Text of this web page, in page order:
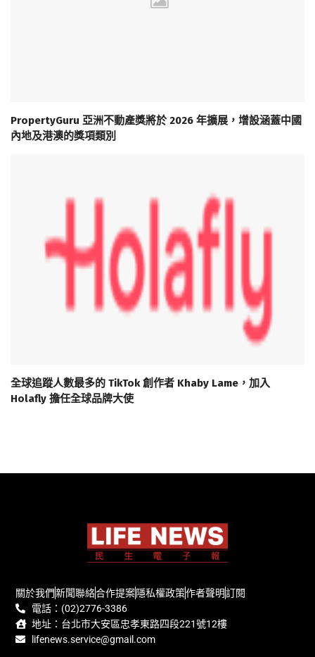
PropertyGuru 亞洲不動產獎將於 2026 年擴展，增設涵蓋中國
內地及港澳的獎項類別
全球追蹤人數最多的 TikTok 創作者 Khaby Lame，加入
Holafly 擔任全球品牌大使
關於我們新聞聯絡合作提案隱私權政策作者聲明訂閱
電話：(02)2776-3386
地址：台北市大安區忠孝東路四段221號12樓
lifenews.service@gmail.com